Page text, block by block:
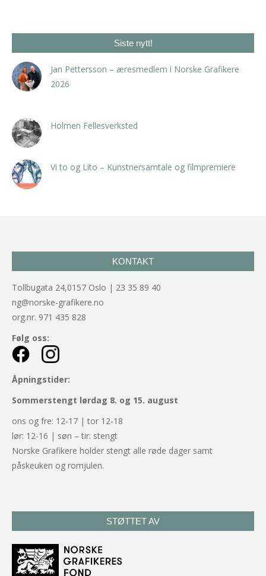
Siste nytt!
Jan Pettersson – æresmedlem i Norske Grafikere
2026
Holmen Fellesverksted
Vi to og Lito – Kunstnersamtale og filmpremiere
KONTAKT
Tollbugata 24,0157 Oslo | 23 35 89 40
ng@norske-grafikere.no
org.nr. 971 435 828
Følg oss:
Åpningstider:
Sommerstengt lørdag 8. og 15. august
ons og fre: 12-17 | tor 12-18
lør: 12-16 | søn – tir: stengt
Norske Grafikere holder stengt alle røde dager samt
påskeuken og romjulen.
STØTTET AV